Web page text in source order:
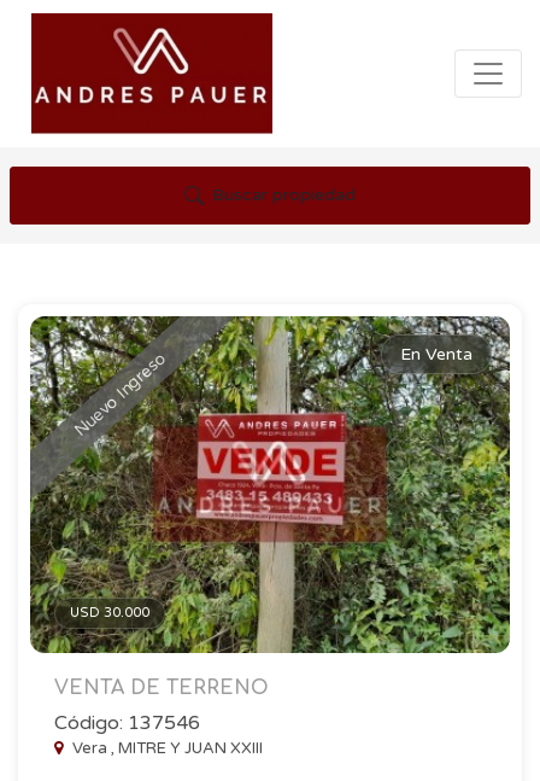
Buscar propiedad
Nuevo Ingreso En Venta
USD 30.000
VENTA DE TERRENO
Código: 137546
Vera , MITRE Y JUAN XXIII